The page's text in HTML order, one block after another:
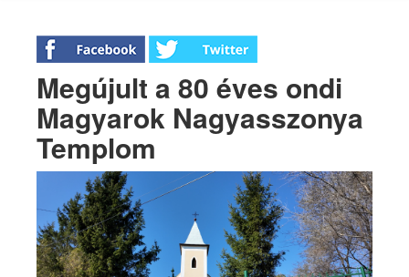
Megújult a 80 éves ondi
Magyarok Nagyasszonya
Templom